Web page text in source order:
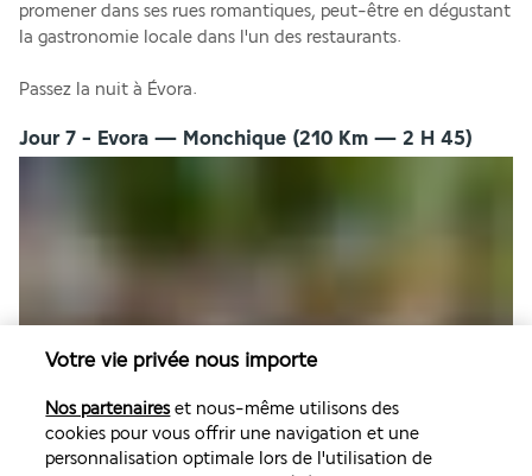
promener dans ses rues romantiques, peut-être en dégustant
la gastronomie locale dans l'un des restaurants.
Passez la nuit à Évora.
Jour 7 - Evora — Monchique (210 Km — 2 H 45)
Après le petit déjeuner à l'hôtel, départ pour Évora. Son nom
villes les plus romantiques du Portugal, classée au patrimoine
mondial de l'UNESCO. Le Templo de Diana, la Catedral da Sé
et la Capela dos Ossos ne sont que quelques sites à visiter.
Votre vie privée nous importe
Nos partenaireset nous-même utilisons des
cookies pour vous offrir une navigation et une
personnalisation optimale lors de l'utilisation de